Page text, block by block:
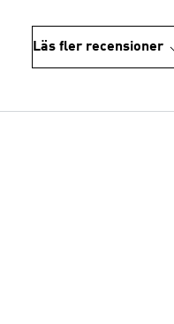
Läs fler recensioner